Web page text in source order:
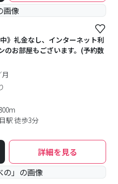
》礼金なし、インターネット利
のお部屋もございます。(予約数
月
駅 徒歩3分
詳細を見る